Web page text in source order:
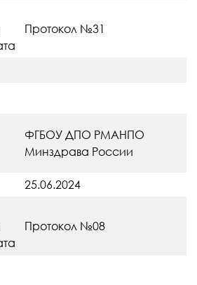
Протокол №31
ФГБОУ ДПО РМАНПО
Минздрава России
25.06.2024
Протокол №08